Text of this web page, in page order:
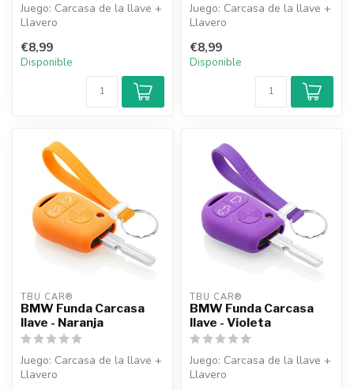
Juego: Carcasa de la llave +
Llavero
€8,99
Disponible
Juego: Carcasa de la llave +
Llavero
€8,99
Disponible
TBU CAR®
BMW Funda Carcasa
llave - Naranja
Juego: Carcasa de la llave +
Llavero
TBU CAR®
BMW Funda Carcasa
llave - Violeta
Juego: Carcasa de la llave +
Llavero